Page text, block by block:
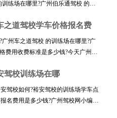
练场在哪里?广州伯乐通驾校 的报
之道驾校学车价格报名费
州车之道驾校 的训练场在哪里?广
费用收费标准是多少钱?今天广州驾
驾校训练场在哪
驾校如何?裕安驾校的训练场学车点
名费用是多少钱?广州驾校网小编今